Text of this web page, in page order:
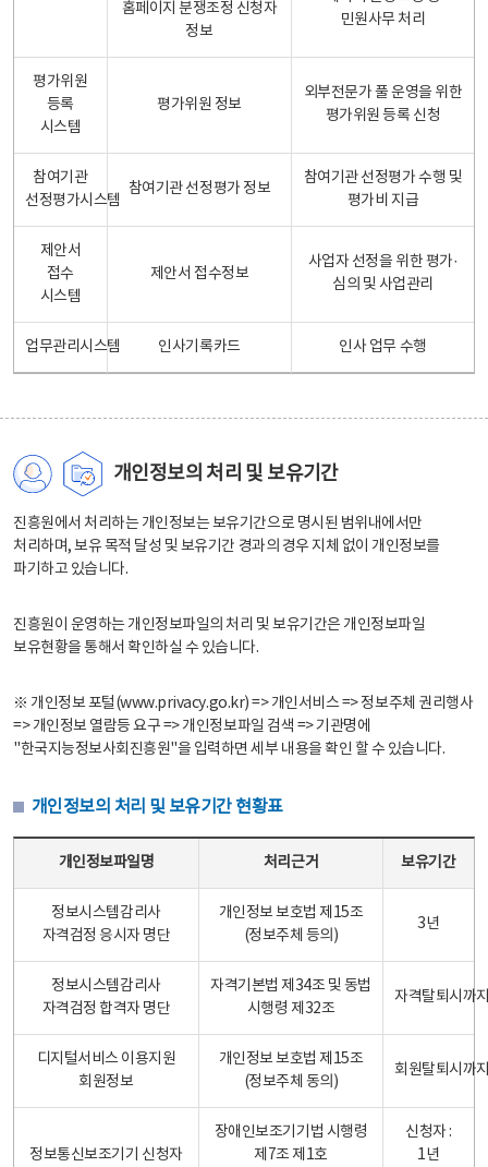
홈페이지 분쟁조정 신청자
정보
민원사무 처리
평가위원
등록
시스템
평가위원 정보
외부전문가 풀 운영을 위한
평가위원 등록 신청
참여기관
선정평가시스템
참여기관 선정평가 정보
참여기관 선정평가 수행 및
평가비 지급
제안서
접수
시스템
제안서 접수정보
사업자 선정을 위한 평가·
심의 및 사업관리
업무관리시스템 인사기록카드 인사 업무 수행
개인정보의 처리 및 보유기간
진흥원에서 처리하는 개인정보는 보유기간으로 명시된 범위내에서만
처리하며, 보유 목적 달성 및 보유기간 경과의 경우 지체 없이 개인정보를
파기하고 있습니다.
진흥원이 운영하는 개인정보파일의 처리 및 보유기간은 개인정보파일
보유현황을 통해서 확인하실 수 있습니다.
※ 개인정보 포털(www.privacy.go.kr) => 개인서비스 => 정보주체 권리행사
=> 개인정보 열람등 요구 => 개인정보파일 검색 => 기관명에
"한국지능정보사회진흥원"을 입력하면 세부 내용을 확인 할 수 있습니다.
개인정보의 처리 및 보유기간 현황표
개인정보파일명 처리근거 보유기간
정보시스템감리사
자격검정 응시자 명단
개인정보 보호법 제15조
(정보주체 등의)
3년
정보시스템감리사
자격검정 합격자 명단
자격기본법 제34조 및 동법
시행령 제32조
자격탈퇴시까
디지털서비스 이용지원
회원정보
개인정보 보호법 제15조
(정보주체 동의)
회원탈퇴시까
정보통신보조기기 신청자
장애인보조기기법 시행령
제7조 제1호
신청자 :
1년